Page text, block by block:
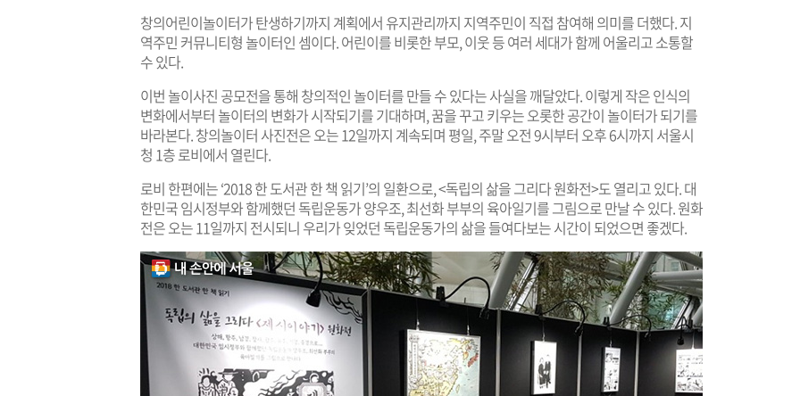
창의어린이놀이터가 탄생하기까지 계획에서 유지관리까지 지역주민이 직접 참여해 의미를 더했다. 지
역주민 커뮤니티형 놀이터인 셈이다. 어린이를 비롯한 부모, 이웃 등 여러 세대가 함께 어울리고 소통할
수 있다.
이번 놀이사진 공모전을 통해 창의적인 놀이터를 만들 수 있다는 사실을 깨달았다. 이렇게 작은 인식의
변화에서부터 놀이터의 변화가 시작되기를 기대하며, 꿈을 꾸고 키우는 오롯한 공간이 놀이터가 되기를
바라본다. 창의놀이터 사진전은 오는 12일까지 계속되며 평일, 주말 오전 9시부터 오후 6시까지 서울시
청 1층 로비에서 열린다.
로비 한편에는 ‘2018 한 도서관 한 책 읽기’의 일환으로, <독립의 삶을 그리다 원화전>도 열리고 있다. 대
한민국 임시정부와 함께했던 독립운동가 양우조, 최선화 부부의 육아일기를 그림으로 만날 수 있다. 원화
전은 오는 11일까지 전시되니 우리가 잊었던 독립운동가의 삶을 들여다보는 시간이 되었으면 좋겠다.